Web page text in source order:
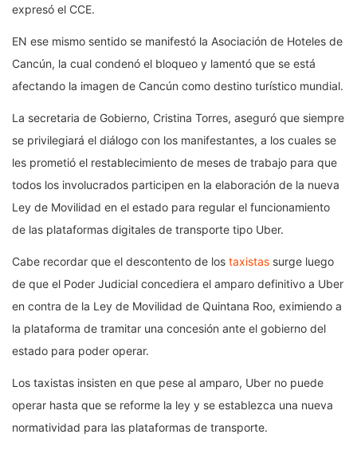
expresó el CCE.
EN ese mismo sentido se manifestó la Asociación de Hoteles de
Cancún, la cual condenó el bloqueo y lamentó que se está
afectando la imagen de Cancún como destino turístico mundial.
La secretaria de Gobierno, Cristina Torres, aseguró que siempre
se privilegiará el diálogo con los manifestantes, a los cuales se
les prometió el restablecimiento de meses de trabajo para que
todos los involucrados participen en la elaboración de la nueva
Ley de Movilidad en el estado para regular el funcionamiento
de las plataformas digitales de transporte tipo Uber.
Cabe recordar que el descontento de los taxistas surge luego
de que el Poder Judicial concediera el amparo definitivo a Uber
en contra de la Ley de Movilidad de Quintana Roo, eximiendo a
la plataforma de tramitar una concesión ante el gobierno del
estado para poder operar.
Los taxistas insisten en que pese al amparo, Uber no puede
operar hasta que se reforme la ley y se establezca una nueva
normatividad para las plataformas de transporte.